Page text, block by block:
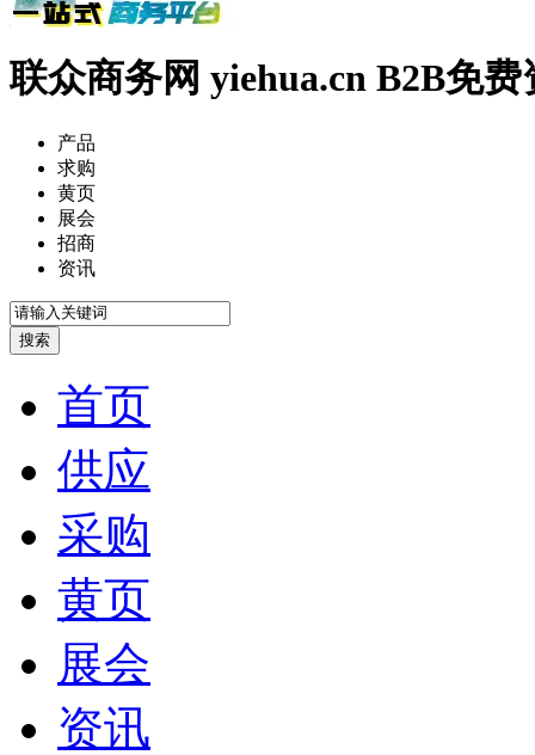
联众商务网 yiehua.cn B2B免
产品
求购
黄页
展会
招商
资讯
首页
供应
采购
黄页
展会
资讯